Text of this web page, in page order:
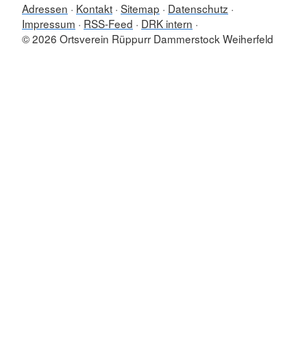
Adressen Kontakt Sitemap
Datenschutz
Impressum
RSS-Feed
DRK intern
© 2026 Ortsverein Rüppurr Dammerstock Weiherfeld